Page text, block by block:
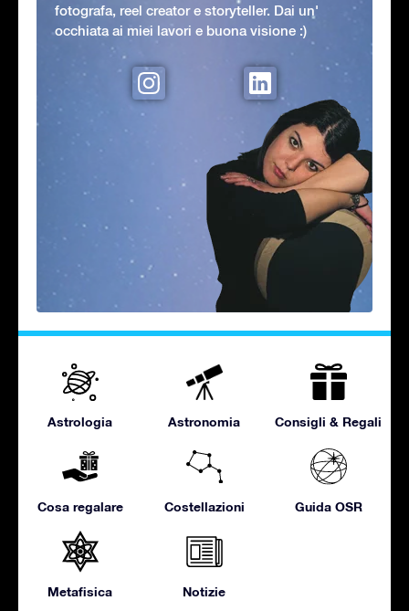
fotografa, reel creator e storyteller. Dai un'
occhiata ai miei lavori e buona visione :)
Astrologia Astronomia Consigli & Regali
Cosa regalare Costellazioni Guida OSR
Metafisica Notizie